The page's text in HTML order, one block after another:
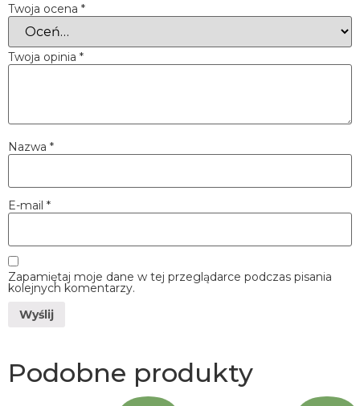
Twoja ocena *
Twoja opinia *
Nazwa *
E-mail *
Zapamiętaj moje dane w tej przeglądarce podczas pisania
kolejnych komentarzy.
Podobne produkty